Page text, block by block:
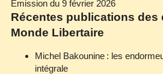
Émission du 9 février 2026
Récentes publications des
Monde Libertaire
Michel Bakounine : les
intégrale